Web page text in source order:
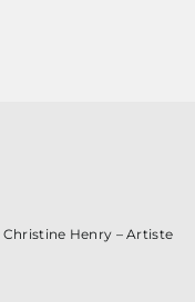
Christine Henry – Artiste